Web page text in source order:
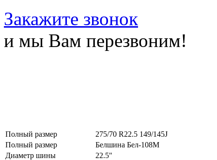
Закажите звонок
и мы Вам перезвоним!
Полный размер
275/70 R22.5 149/145J
Полный размер
Белшина Бел-108М
Диаметр шины
22.5"